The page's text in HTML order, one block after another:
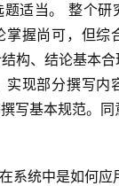
适当。 整个研
掌握尚可，但综
构、结论基本
实现部分撰写内
写基本规范。同
系统中是如何应